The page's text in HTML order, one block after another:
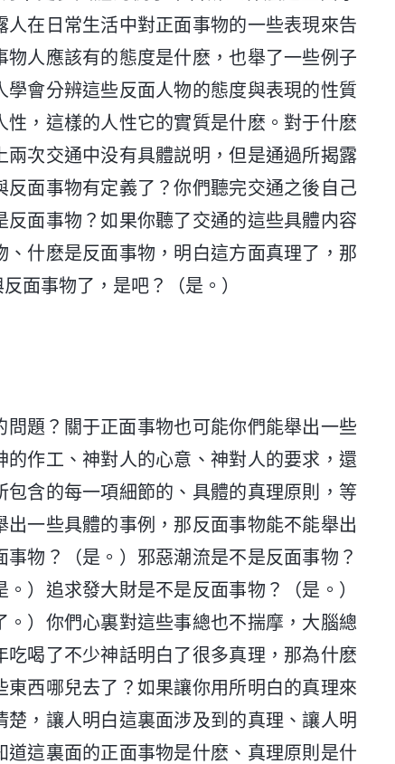
在日常生活中對正面事物的一些表現來告
人應該有的態度是什麽，也舉了一些例子
會分辨這些反面人物的態度與表現的性質
，這樣的人性它的實質是什麽。對于什麽
次交通中没有具體説明，但是通過所揭露
面事物有定義了？你們聽完交通之後自己
面事物？如果你聽了交通的這些具體内容
什麽是反面事物，明白這方面真理了，那
面事物了，是吧？（是。）
題？關于正面事物也可能你們能舉出一些
作工、神對人的心意、神對人的要求，還
含的每一項細節的、具體的真理原則，等
一些具體的事例，那反面事物能不能舉出
物？（是。）邪惡潮流是不是反面事物？
）追求發大財是不是反面事物？（是。）
）你們心裏對這些事總也不揣摩，大腦總
喝了不少神話明白了很多真理，那為什麽
西哪兒去了？如果讓你用所明白的真理來
，讓人明白這裏面涉及到的真理、讓人明
這裏面的正面事物是什麽、真理原則是什